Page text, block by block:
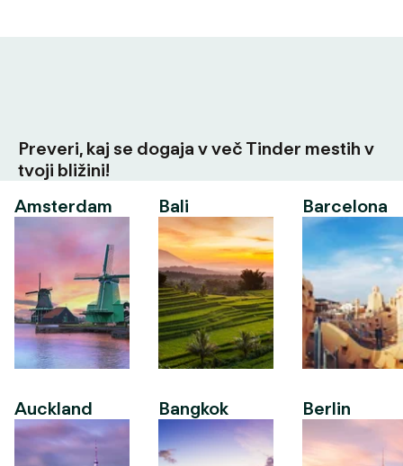
Preveri, kaj se dogaja v več Tinder mestih v
tvoji bližini!
Amsterdam
Auckland
Bali
Bangkok
Barcelona
Berlin